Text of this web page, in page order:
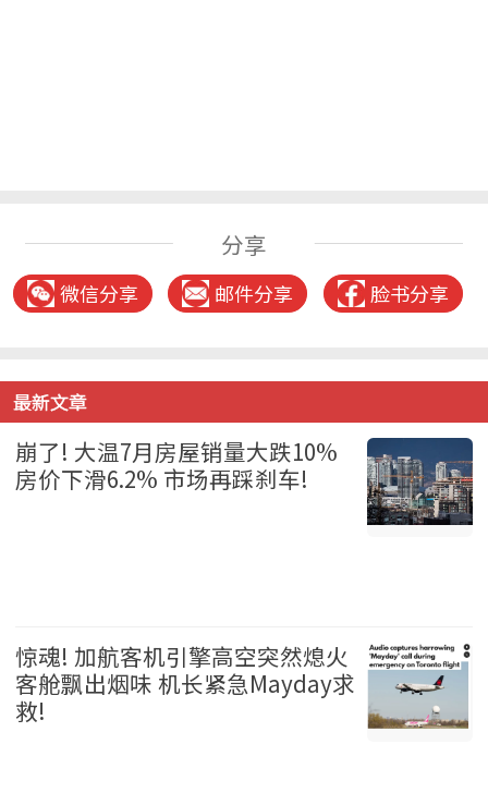
分享
微信分享 邮件分享 脸书分享
最新文章
崩了! 大温7月房屋销量大跌10%
房价下滑6.2% 市场再踩刹车!
惊魂! 加航客机引擎高空突然熄火
客舱飘出烟味 机长紧急Mayday求
救!